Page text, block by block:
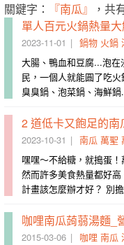
關鍵字： 『南瓜』
，共
單人百元火鍋熱量
2023-11-01 鍋物 火鍋
大腸、鴨血和豆腐...泡
民，一個人就能圓了吃
臭臭鍋、泡菜鍋、海鮮
2 道低卡又飽足的南
2023-10-31 南瓜 萬聖
嘿嘿～不給糖，就搗蛋
然而許多美食熱量都好
計畫該怎麼辦才好？ 別
咖哩南瓜蒟蒻湯麵_
2015-03-06 咖哩 南瓜